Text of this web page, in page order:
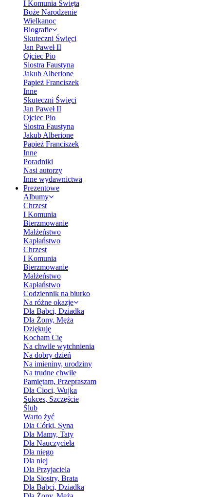
I Komunia Święta
Boże Narodzenie
Wielkanoc
Biografie
Skuteczni Święci
Jan Paweł II
Ojciec Pio
Siostra Faustyna
Jakub Alberione
Papież Franciszek
Inne
Skuteczni Święci
Jan Paweł II
Ojciec Pio
Siostra Faustyna
Jakub Alberione
Papież Franciszek
Inne
Poradniki
Nasi autorzy
Inne wydawnictwa
Prezentowe
Albumy
Chrzest
I Komunia
Bierzmowanie
Małżeństwo
Kapłaństwo
Chrzest
I Komunia
Bierzmowanie
Małżeństwo
Kapłaństwo
Codziennik na biurko
Na różne okazje
Dla Babci, Dziadka
Dla Żony, Męża
Dziękuję
Kocham Cię
Na chwile wytchnienia
Na dobry dzień
Na imieniny, urodziny
Na trudne chwile
Pamiętam, Przepraszam
Dla Cioci, Wujka
Sukces, Szczęście
Ślub
Warto żyć
Dla Córki, Syna
Dla Mamy, Taty
Dla Nauczyciela
Dla niego
Dla niej
Dla Przyjaciela
Dla Siostry, Brata
Dla Babci, Dziadka